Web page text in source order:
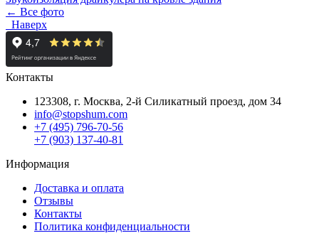
← Все фото
Наверх
Контакты
123308, г. Москва, 2-й Силикатный проезд, дом 34
info@stopshum.com
+7 (495) 796-70-56
+7 (903) 137-40-81
Информация
Доставка и оплата
Отзывы
Контакты
Политика конфиденциальности